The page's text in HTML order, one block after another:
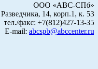
ООО «АВС-СПб»
14, корп.1, к. 53
тел./факс: +7(812)427-13-35
E-mail: abcspb@abccenter.ru